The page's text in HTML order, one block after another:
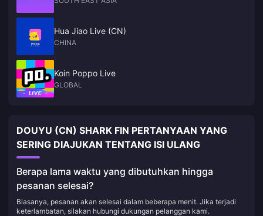
Hua Jiao Live (CN)
CHINA
Koin Poppo Live
GLOBAL
DOUYU (CN) SHARK FIN PERTANYAAN YANG
SERING DIAJUKAN TENTANG ISI ULANG
Berapa lama waktu yang dibutuhkan hingga
pesanan selesai?
Biasanya, pesanan akan selesai dalam beberapa menit. Jika terjadi
keterlambatan, silakan hubungi dukungan pelanggan kami.